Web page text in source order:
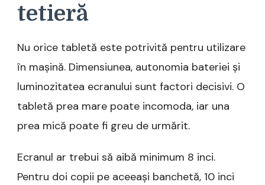
tetieră
Nu orice tabletă este potrivită pentru utilizare
în mașină. Dimensiunea, autonomia bateriei și
luminozitatea ecranului sunt factori decisivi. O
tabletă prea mare poate incomoda, iar una
prea mică poate fi greu de urmărit.
Ecranul ar trebui să aibă minimum 8 inci.
Pentru doi copii pe aceeași banchetă, 10 inci